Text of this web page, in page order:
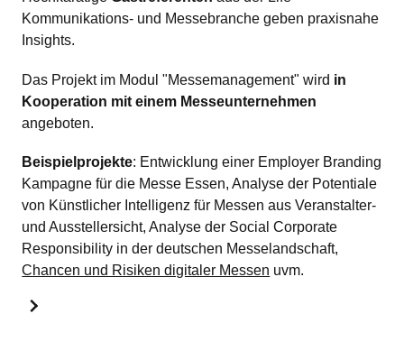
Kommunikations- und Messebranche geben praxisnahe
Insights.
Das Projekt im Modul "Messemanagement" wird in
Kooperation mit einem Messeunternehmen
angeboten.
Beispielprojekte: Entwicklung einer Employer Branding
Kampagne für die Messe Essen, Analyse der Potentiale
von Künstlicher Intelligenz für Messen aus Veranstalter-
und Ausstellersicht, Analyse der Social Corporate
Responsibility in der deutschen Messelandschaft,
Chancen und Risiken digitaler Messen uvm.